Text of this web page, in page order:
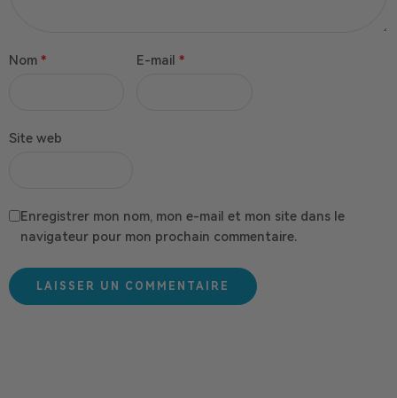
Nom * E-mail *
Site web
Enregistrer mon nom, mon e-mail et mon site dans le
navigateur pour mon prochain commentaire.